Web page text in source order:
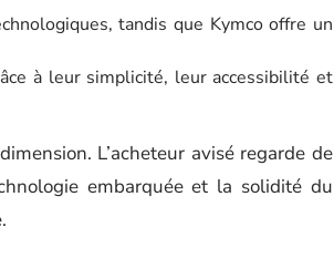
tandis que Kymco offre un
à leur simplicité, leur accessibilité et
L’acheteur avisé regarde de
embarquée et la solidité du